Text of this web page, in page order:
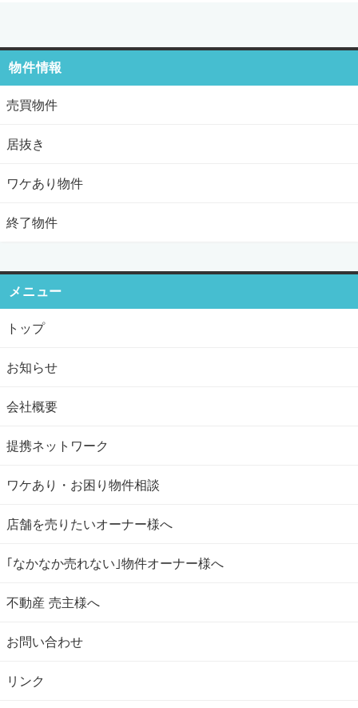
物件情報
売買物件
居抜き
ワケあり物件
終了物件
メニュー
トップ
お知らせ
会社概要
提携ネットワーク
ワケあり・お困り物件相談
店舗を売りたいオーナー様へ
｢なかなか売れない｣物件オーナー様へ
不動産 売主様へ
お問い合わせ
リンク